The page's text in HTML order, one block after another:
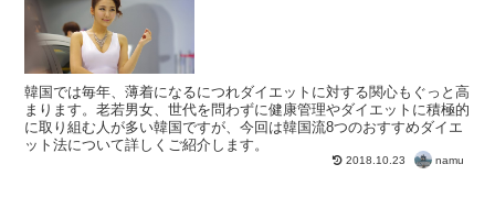
韓国では毎年、薄着になるにつれダイエットに対する関心もぐっと高
まります。老若男女、世代を問わずに健康管理やダイエットに積極的
に取り組む人が多い韓国ですが、今回は韓国流8つのおすすめダイエ
ット法について詳しくご紹介します。
2018.10.23 namu